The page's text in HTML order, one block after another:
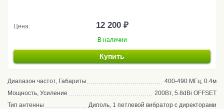
Цена: 12 200 ₽
В наличии
Купить
Диапазон частот, Габариты
400-490 МГц, 0.4м
Мощность, Усиление
200Вт, 5.8dBi OFFSET
Тип антенны
Диполь, 1 петлевой вибратор с директорами